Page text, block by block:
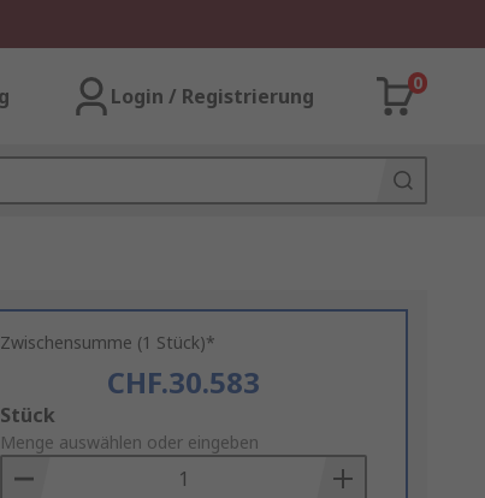
Login / Registrierung
0
Zwischensumme (1 Stück)*
CHF.30.583
Add
to
Basket
Stück
Menge auswählen oder eingeben